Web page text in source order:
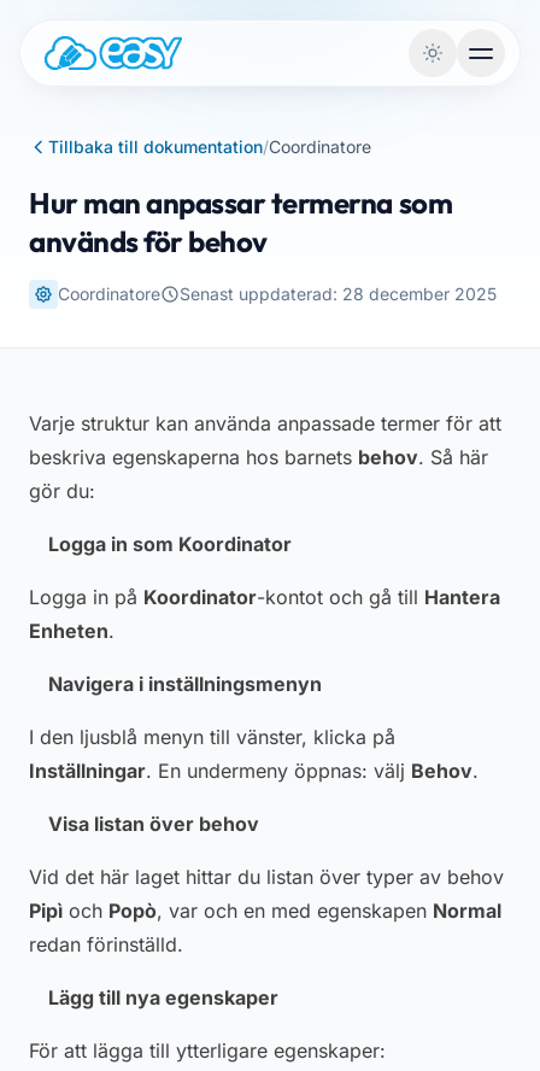
Tillbaka till dokumentation/Coordinatore
Hur man anpassar termerna som
används för behov
Coordinatore Senast uppdaterad: 28 december 2025
Varje struktur kan använda anpassade termer för att
beskriva egenskaperna hos barnets behov. Så här
gör du:
Logga in som Koordinator
Logga in på Koordinator-kontot och gå till Hantera
Enheten.
Navigera i inställningsmenyn
I den ljusblå menyn till vänster, klicka på
Inställningar. En undermeny öppnas: välj Behov.
Visa listan över behov
Vid det här laget hittar du listan över typer av behov
Pipì och Popò, var och en med egenskapen Normal
redan förinställd.
Lägg till nya egenskaper
För att lägga till ytterligare egenskaper: